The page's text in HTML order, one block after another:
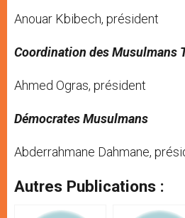
Anouar Kbibech, président
Coordination des Musulmans
Ahmed Ogras, président
Démocrates Musulmans
Abderrahmane Dahmane,
Autres Publications :